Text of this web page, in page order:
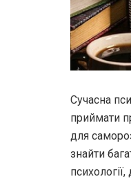
Сучасна
приймати
для
знайти